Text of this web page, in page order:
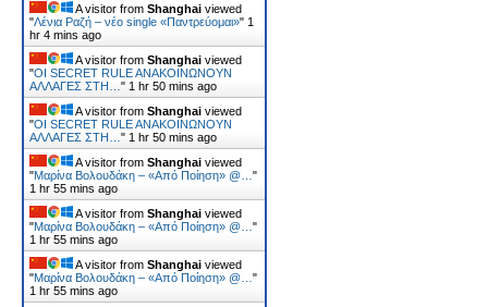
A visitor from Shanghai viewed
"Λένια Ραζή – νέο single «Παντρεύομαι»" 1
hr 4 mins ago
A visitor from Shanghai viewed
"ΟΙ SECRET RULE ANΑΚΟΙΝΩΝΟΥΝ
ΑΛΛΑΓΕΣ ΣΤΗ… " 1 hr 50 mins ago
A visitor from Shanghai viewed
"ΟΙ SECRET RULE ANΑΚΟΙΝΩΝΟΥΝ
ΑΛΛΑΓΕΣ ΣΤΗ… " 1 hr 50 mins ago
A visitor from Shanghai viewed
"Μαρίνα Βολουδάκη – «Από Ποίηση» @… "
1 hr 55 mins ago
A visitor from Shanghai viewed
"Μαρίνα Βολουδάκη – «Από Ποίηση» @… "
1 hr 55 mins ago
A visitor from Shanghai viewed
"Μαρίνα Βολουδάκη – «Από Ποίηση» @… "
1 hr 55 mins ago